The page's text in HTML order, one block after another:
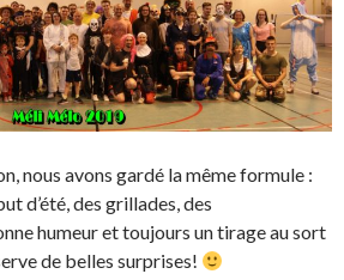
nous avons gardé la même formule :
d’été, des grillades, des
humeur et toujours un tirage au sort
de belles surprises!